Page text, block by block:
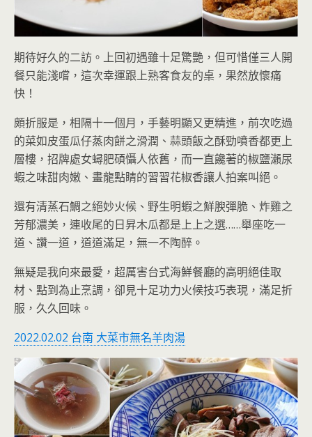
期待好久的二訪。上回初遇雖十足驚艷，但可惜僅三人開
餐只能淺嚐，這次幸運跟上熟客食友的桌，果然放懷痛
快！
頗折服是，相隔十一個月，手藝明顯又更精進，前次吃過
的菜如皮蛋瓜仔蒸肉餅之滑潤、蒜頭飯之酥勁噴香都更上
層樓，招牌處女蟳肥碩懾人依舊，而一直饞著的椒鹽瀨尿
蝦之味甜肉嫩、畫龍點睛的習習花椒香讓人拍案叫絕。
還有清蒸石鯛之絕妙火候、野生明蝦之鮮腴彈脆、炸雞之
芳郁濃美，連收尾的日昇木瓜都是上上之選……舉座吃一
道、讚一道，道道滿足，無一不陶醉。
無疑是我向來最愛，超厲害台式海鮮餐廳的高明絕佳取
材、點到為止烹調，卻見十足功力火候技巧表現，滿足折
服，久久回味。
2022.02.02 台南 大菜市無名羊肉湯